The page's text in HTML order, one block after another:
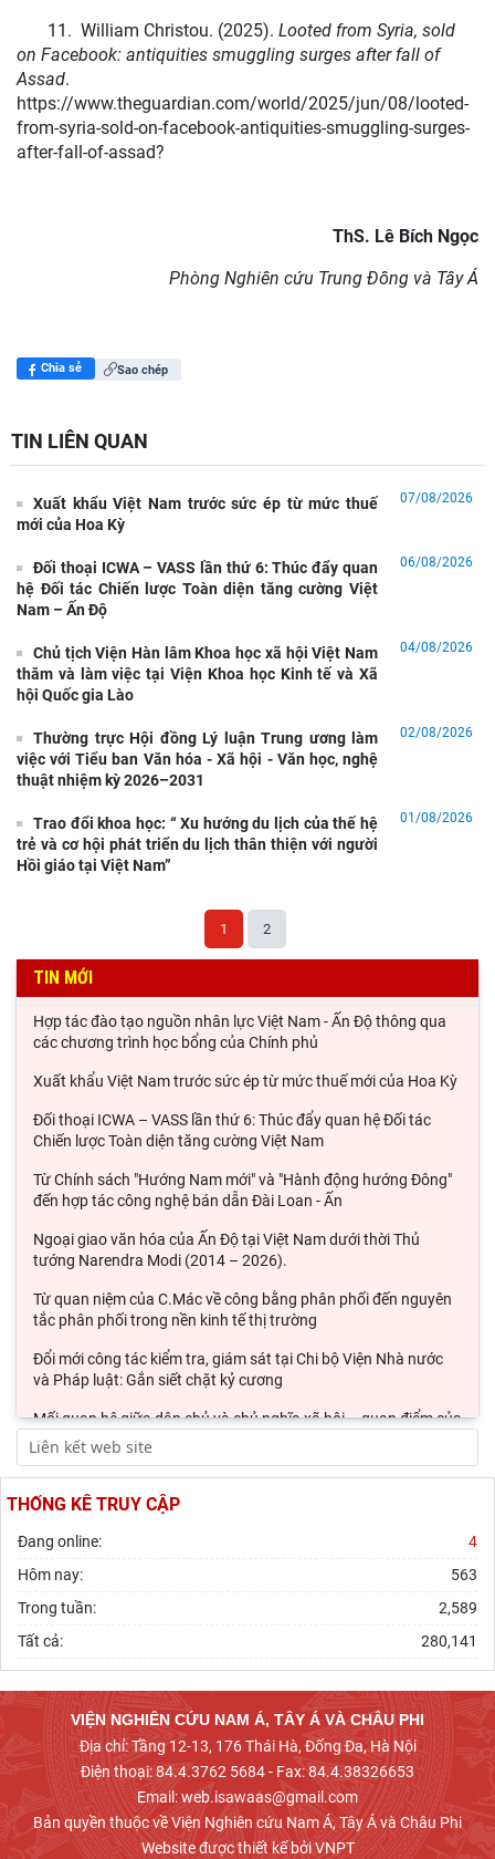
11. William Christou. (2025).Looted from Syria, sold
on Facebook: antiquities smuggling surges after fall of
Assad.
https://www.theguardian.com/world/2025/jun/08/looted-
from-syria-sold-on-facebook-antiquities-smuggling-surges-
after-fall-of-assad?
ThS. Lê Bích Ngọc
Phòng Nghiên cứu Trung Đông và Tây Á
Chia sẻ Sao chép
TIN LIÊN QUAN
Xuất khẩu Việt Nam trước sức ép từ mức thuế
mới của Hoa Kỳ
07/08/2026
Đối thoại ICWA – VASS lần thứ 6: Thúc đẩy quan
hệ Đối tác Chiến lược Toàn diện tăng cường Việt
Nam – Ấn Độ
06/08/2026
Chủ tịch Viện Hàn lâm Khoa học xã hội Việt Nam
thăm và làm việc tại Viện Khoa học Kinh tế và Xã
hội Quốc gia Lào
04/08/2026
Thường trực Hội đồng Lý luận Trung ương làm
việc với Tiểu ban Văn hóa - Xã hội - Văn học, nghệ
thuật nhiệm kỳ 2026–2031
02/08/2026
Trao đổi khoa học: “ Xu hướng du lịch của thế hệ
trẻ và cơ hội phát triển du lịch thân thiện với người
Hồi giáo tại Việt Nam”
01/08/2026
1 2
TIN MỚI
Hợp tác đào tạo nguồn nhân lực Việt Nam - Ấn Độ thông qua
các chương trình học bổng của Chính phủ
Xuất khẩu Việt Nam trước sức ép từ mức thuế mới của Hoa Kỳ
Đối thoại ICWA – VASS lần thứ 6: Thúc đẩy quan hệ Đối tác
Chiến lược Toàn diện tăng cường Việt Nam
Từ Chính sách "Hướng Nam mới" và "Hành động hướng Đông"
đến hợp tác công nghệ bán dẫn Đài Loan - Ấn
Ngoại giao văn hóa của Ấn Độ tại Việt Nam dưới thời Thủ
tướng Narendra Modi (2014 – 2026).
Từ quan niệm của C.Mác về công bằng phân phối đến nguyên
tắc phân phối trong nền kinh tế thị trường
Đổi mới công tác kiểm tra, giám sát tại Chi bộ Viện Nhà nước
và Pháp luật: Gắn siết chặt kỷ cương
Mối quan hệ giữa dân chủ và chủ nghĩa xã hội – quan điểm của
C.Mác và sự vận dụng ở Việt Nam thời
Phát triển thị trường carbon: Kinh nghiệm quốc tế và hàm ý
cho Việt Nam
Chủ tịch Viện Hàn lâm Khoa học xã hội Việt Nam thăm và làm
THỐNG KÊ TRUY CẬP
Đang online:
4
Hôm nay:
563
Trong tuần:
2,589
Tất cả:
280,141
VIỆN NGHIÊN CỨU NAM Á, TÂY Á VÀ CHÂU PHI
Địa chỉ: Tầng 12-13, 176 Thái Hà, Đống Đa, Hà Nội
Điện thoại: 84.4.3762 5684 - Fax: 84.4.38326653
Email: web.isawaas@gmail.com
Bản quyền thuộc về Viện Nghiên cứu Nam Á, Tây Á và Châu Phi
Website được thiết kế bởi VNPT